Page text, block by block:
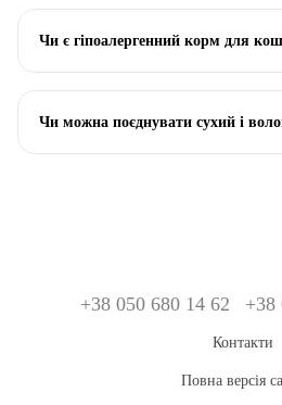
Чи є гіпоалергенний корм для
Чи можна поєднувати сухий і
+38 050 680 14 62 +38
Контакти
Повна версія